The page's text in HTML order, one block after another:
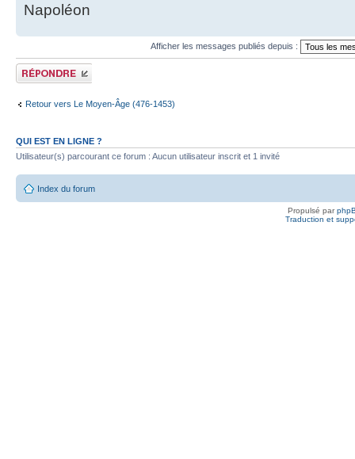
Napoléon
Afficher les messages publiés depuis :
Publier une
réponse
Retour vers Le Moyen-Âge (476-1453)
QUI EST EN LIGNE ?
Utilisateur(s) parcourant ce forum : Aucun utilisateur inscrit et 1 invité
Index du forum
Propulsé par
Traduction et